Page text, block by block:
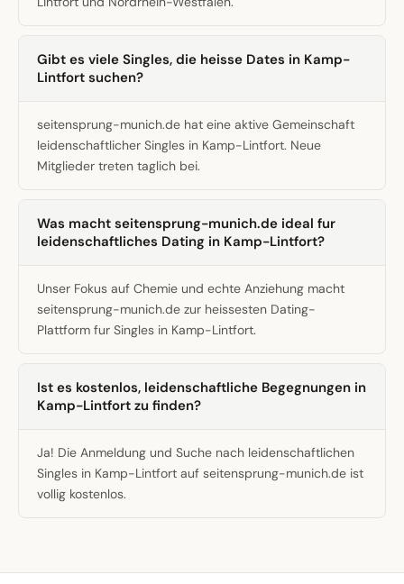
Gibt es viele Singles, die heisse Dates in Kamp-
Lintfort suchen?
seitensprung-munich.de hat eine aktive Gemeinschaft
leidenschaftlicher Singles in Kamp-Lintfort. Neue
Mitglieder treten taglich bei.
Was macht seitensprung-munich.de ideal fur
leidenschaftliches Dating in Kamp-Lintfort?
Unser Fokus auf Chemie und echte Anziehung macht
seitensprung-munich.de zur heissesten Dating-
Plattform fur Singles in Kamp-Lintfort.
Ist es kostenlos, leidenschaftliche Begegnungen in
Kamp-Lintfort zu finden?
Ja! Die Anmeldung und Suche nach leidenschaftlichen
Singles in Kamp-Lintfort auf seitensprung-munich.de ist
vollig kostenlos.